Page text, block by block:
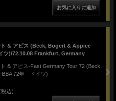
ト & アピス (Beck, Bogert & Appice
)/72.10.08 Frankfurt, Germany
& アピス-Fast Germany Tour 72 (Beck,
BBA 72年 ドイツ)
込)